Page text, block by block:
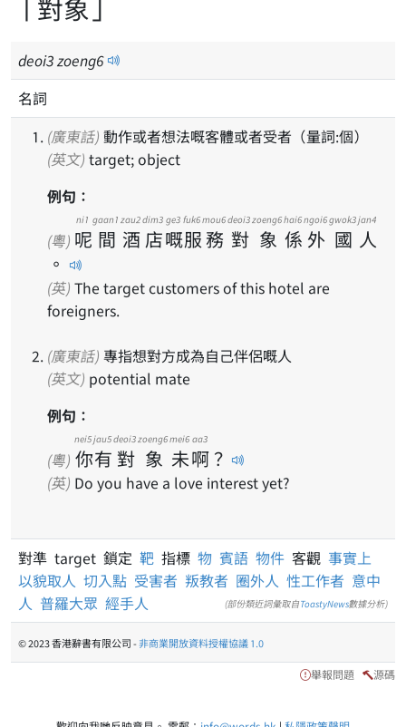
「對象」
deoi3zoeng6
名詞
(廣東話) 動作或者想法嘅客體或者受者（量詞:個）
(英文) target; object
例句：
(粵) 呢
ni1
間
gaan1
酒
zau2
店
dim3
嘅
ge3
服
fuk6
務
mou6
對
deoi3
象
zoeng6
係
hai6
外
ngoi6
國
gwok3
人
jan4
。
(英) The target customers of this hotel are
foreigners.
(廣東話) 專指想對方成為自己伴侶嘅人
(英文) potential mate
例句：
(粵) 你
nei5
有
jau5
對
deoi3
象
zoeng6
未
mei6
啊
aa3
？
(英) Do you have a love interest yet?
對準 target 鎖定 靶 指標 物 賓語 物件 客觀 事實上
以貌取人 切入點 受害者 叛教者 圈外人 性工作者 意中
人 普羅大眾 經手人 (部份類近詞彙取自ToastyNews數據分析)
© 2023 香港辭書有限公司 -非商業開放資料授權協議 1.0
舉報問題 源碼